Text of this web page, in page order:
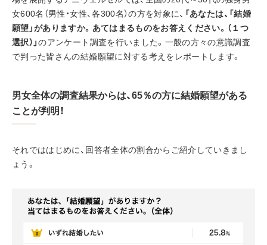
女600名（男性・女性、各300名）の方を対象に、 「あなたは、「結婚
願望」がありますか。あてはまるものをお答えください。（１つ
選択）」のアンケート調査を行いました。一般の方々の意識調査
で判った皆さんの結婚願望に対する考えをレポートします。
男女全体の調査結果からは、65％の方に結婚願望がある
ことが判明！
それでははじめに、回答者全体の割合からご紹介していきまし
ょう。